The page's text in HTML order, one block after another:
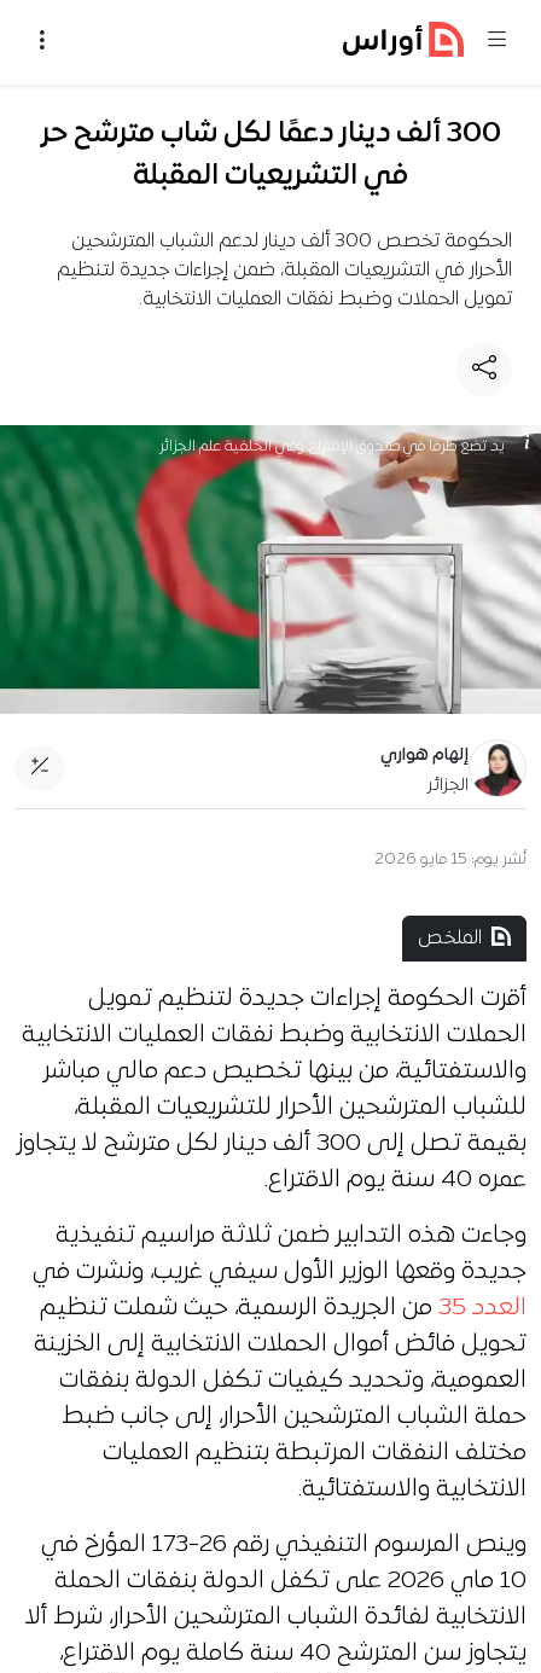
300 ألف دينار دعمًا لكل شاب مترشح حر
في التشريعيات المقبلة
الحكومة تخصص 300 ألف دينار لدعم الشباب المترشحين
الأحرار في التشريعيات المقبلة، ضمن إجراءات جديدة لتنظيم
تمويل الحملات وضبط نفقات العمليات الانتخابية.
يد تضع ظرفا في صندوق الإقتراع وفي الخلفية علم الجزائر
إلهام هواري
الجزائر
نُشر يوم: 15 مايو 2026
الملخص
أقرت الحكومة إجراءات جديدة لتنظيم تمويل
الحملات الانتخابية وضبط نفقات العمليات الانتخابية
والاستفتائية، من بينها تخصيص دعم مالي مباشر
للشباب المترشحين الأحرار للتشريعيات المقبلة،
بقيمة تصل إلى 300 ألف دينار لكل مترشح لا يتجاوز
عمره 40 سنة يوم الاقتراع.
وجاءت هذه التدابير ضمن ثلاثة مراسيم تنفيذية
جديدة وقعها الوزير الأول سيفي غريب، ونشرت في
العدد 35
من الجريدة الرسمية، حيث شملت تنظيم
تحويل فائض أموال الحملات الانتخابية إلى الخزينة
العمومية، وتحديد كيفيات تكفل الدولة بنفقات
حملة الشباب المترشحين الأحرار، إلى جانب ضبط
مختلف النفقات المرتبطة بتنظيم العمليات
الانتخابية والاستفتائية.
وينص المرسوم التنفيذي رقم 26-173 المؤرخ في
10 ماي 2026 على تكفل الدولة بنفقات الحملة
الانتخابية لفائدة الشباب المترشحين الأحرار، شرط ألا
يتجاوز سن المترشح 40 سنة كاملة يوم الاقتراع،